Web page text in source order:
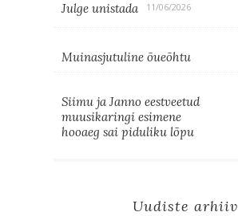
Julge unistada 11/06/2026
Muinasjutuline õueõhtu
Siimu ja Janno eestveetud
muusikaringi esimene
hooaeg sai piduliku lõpu
Uudiste arhiiv